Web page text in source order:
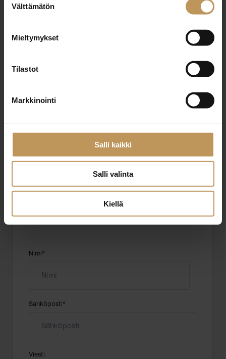
valinta
Välttämätön
Mieltymykset
Tilastot
Markkinointi
Salli kaikki
Salli valinta
Kiellä
"*" näyttää pakolliset kentät
Nimi*
Sähköposti*
Viesti